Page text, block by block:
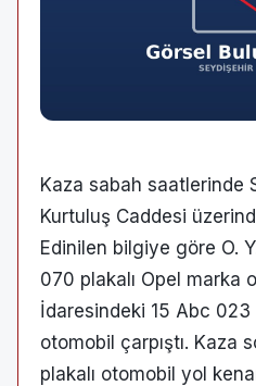
Kaza sabah saatlerinde
Kurtuluş Caddesi
Edinilen bilgiye göre O.
070 plakalı Opel marka
İdaresindeki 15 Abc 023
otomobil çarpıştı. Kaza
plakalı otomobil yol